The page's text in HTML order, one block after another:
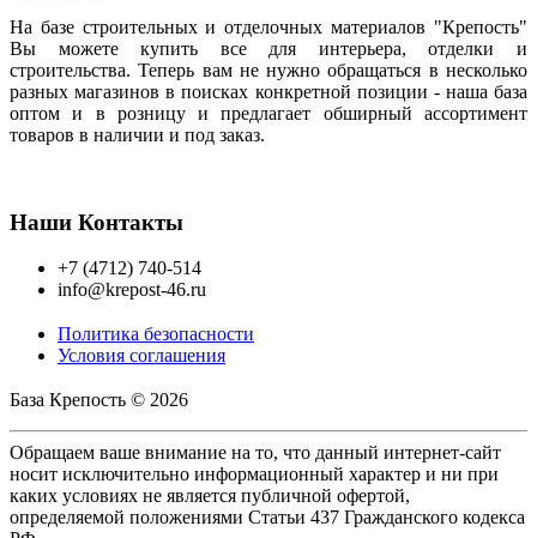
На базе строительных и отделочных материалов "Крепость"
Вы можете купить все для интерьера, отделки и
строительства. Теперь вам не нужно обращаться в несколько
разных магазинов в поисках конкретной позиции - наша база
оптом и в розницу и предлагает обширный ассортимент
товаров в наличии и под заказ.
Наши Контакты
+7 (4712) 740-514
info@krepost-46.ru
Политика безопасности
Условия соглашения
База Крепость © 2026
Обращаем ваше внимание на то, что данный интернет-сайт
носит исключительно информационный характер и ни при
каких условиях не является публичной офертой,
определяемой положениями Статьи 437 Гражданского кодекса